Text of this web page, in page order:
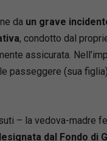
utili
da un grave
, condotto dal
assicurata.
passeggere (sua
– la vedova-madre
dal Fondo di